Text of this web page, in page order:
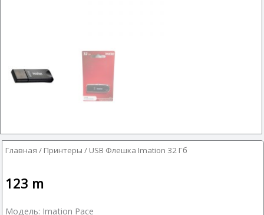
Главная / Принтеры / USB Флешка Imation 32 Гб
123 m
Модель: Imation Pace